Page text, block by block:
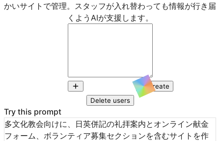
かいサイトで管理。スタッフが入れ替わっても情報が行き届
くようAIが支援します。
Create
Delete users
Try this prompt
多文化教会向けに、日英併記の礼拝案内とオンライン献金
フォーム、ボランティア募集セクションを含むサイトを作